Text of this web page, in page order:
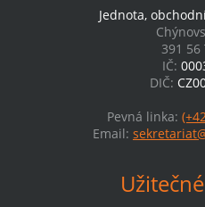
Jednota,
391 56
IČ:
DIČ:
Pevná linka:
Email: